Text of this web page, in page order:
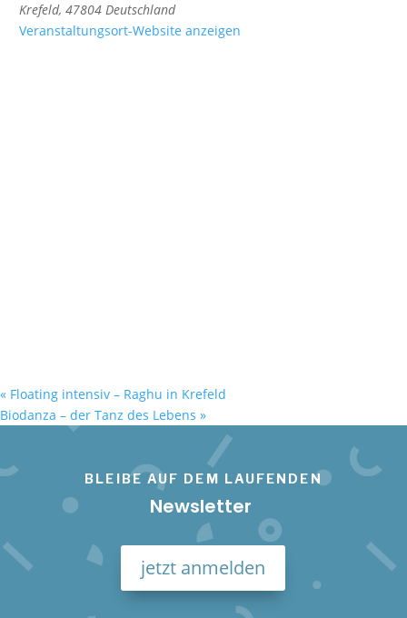
Krefeld, 47804 Deutschland
Veranstaltungsort-Website anzeigen
« Floating intensiv – Raghu in Krefeld
Biodanza – der Tanz des Lebens »
BLEIBE AUF DEM LAUFENDEN
Newsletter
jetzt anmelden